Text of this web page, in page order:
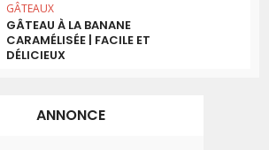
GÂTEAUX
GÂTEAU À LA BANANE
CARAMÉLISÉE | FACILE ET
DÉLICIEUX
ANNONCE